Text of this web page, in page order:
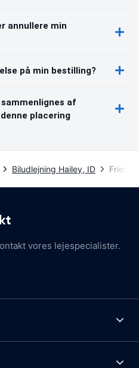
annullere min
på min bestilling?
af
placering
Biludlejning Hailey, ID
vores lejespecialister.